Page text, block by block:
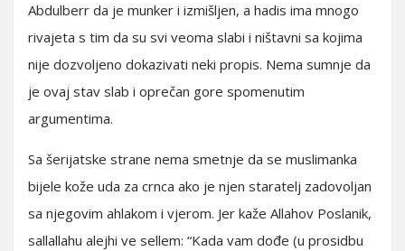
Abdulberr da je munker i izmišljen, a hadis ima mnogo
rivajeta s tim da su svi veoma slabi i ništavni sa kojima
nije dozvoljeno dokazivati neki propis. Nema sumnje da
je ovaj stav slab i oprečan gore spomenutim
argumentima.
Sa šerijatske strane nema smetnje da se muslimanka
bijele kože uda za crnca ako je njen staratelj zadovoljan
sa njegovim ahlakom i vjerom. Jer kaže Allahov Poslanik,
sallallahu alejhi ve sellem: “Kada vam dođe (u prosidbu